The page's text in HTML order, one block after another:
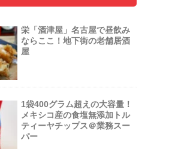
栄「酒津屋」名古屋で昼飲み
ならここ！地下街の老舗居酒
屋
1袋400グラム超えの大容量！
メキシコ産の食塩無添加トル
ティーヤチップス＠業務スー
パー